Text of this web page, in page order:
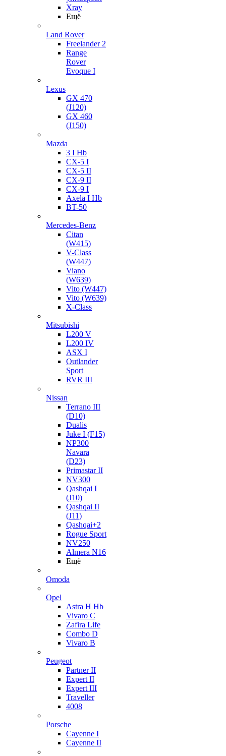
Xray
Ещё
Land Rover
Freelander 2
Range
Rover
Evoque I
Lexus
GX 470
(J120)
GX 460
(J150)
Mazda
3 I Hb
CX-5 I
CX-5 II
CX-9 II
CX-9 I
Axela I Hb
BT-50
Mercedes-Benz
Citan
(W415)
V-Class
(W447)
Viano
(W639)
Vito (W447)
Vito (W639)
X-Class
Mitsubishi
L200 V
L200 IV
ASX I
Outlander
Sport
RVR III
Nissan
Terrano III
(D10)
Dualis
Juke I (F15)
NP300
Navara
(D23)
Primastar II
NV300
Qashqai I
(J10)
Qashqai II
(J11)
Qashqai+2
Rogue Sport
NV250
Almera N16
Ещё
Omoda
Opel
Astra H Hb
Vivaro C
Zafira Life
Combo D
Vivaro B
Peugeot
Partner II
Expert II
Expert III
Traveller
4008
Porsche
Cayenne I
Cayenne II